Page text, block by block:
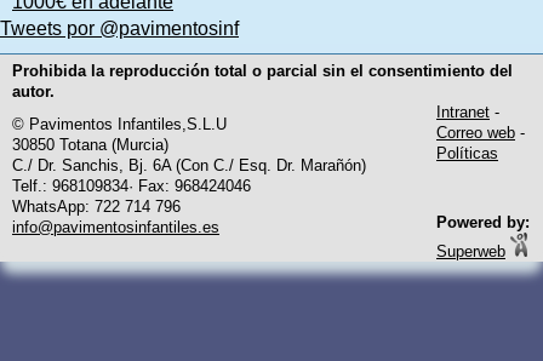
Tweets por @pavimentosinf
Prohibida la reproducción total o parcial sin el consentimiento del
autor.
© Pavimentos Infantiles,S.L.U
30850 Totana (Murcia)
C./ Dr. Sanchis, Bj. 6A (Con C./ Esq. Dr. Marañón)
Telf.: 968109834· Fax: 968424046
WhatsApp: 722 714 796
info@pavimentosinfantiles.es
Intranet -
Correo web -
Políticas
Powered by:
Superweb